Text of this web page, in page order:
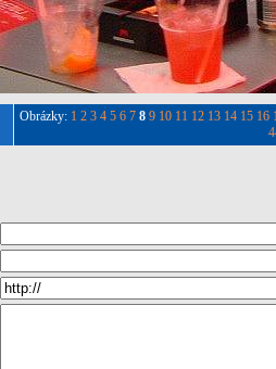
Obrázky: 1 2 3 4 5 6 7 8 9 10 11 12 13 14 15 16